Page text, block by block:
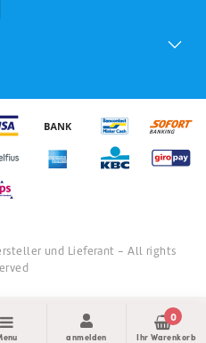
anmelden
0
Ihr Warenkorb
und Lieferant - All rights